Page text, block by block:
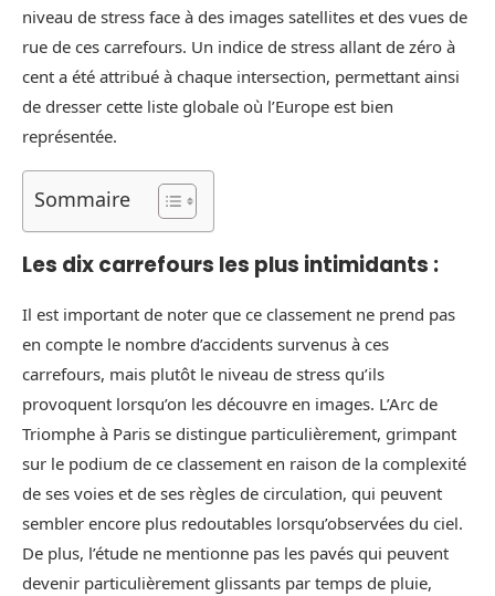
niveau de stress face à des images satellites et des vues de
rue de ces carrefours. Un indice de stress allant de zéro à
cent a été attribué à chaque intersection, permettant ainsi
de dresser cette liste globale où l’Europe est bien
représentée.
Sommaire
Les dix carrefours les plus intimidants :
Il est important de noter que ce classement ne prend pas
en compte le nombre d’accidents survenus à ces
carrefours, mais plutôt le niveau de stress qu’ils
provoquent lorsqu’on les découvre en images. L’Arc de
Triomphe à Paris se distingue particulièrement, grimpant
sur le podium de ce classement en raison de la complexité
de ses voies et de ses règles de circulation, qui peuvent
sembler encore plus redoutables lorsqu’observées du ciel.
De plus, l’étude ne mentionne pas les pavés qui peuvent
devenir particulièrement glissants par temps de pluie,